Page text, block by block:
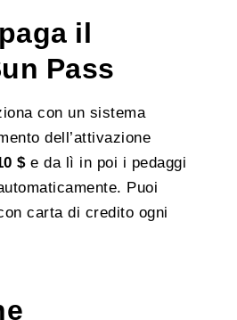
il
Pass
con un sistema
dell’attivazione
$e da lì in poi i pedaggi
Puoi
carta di credito ogni